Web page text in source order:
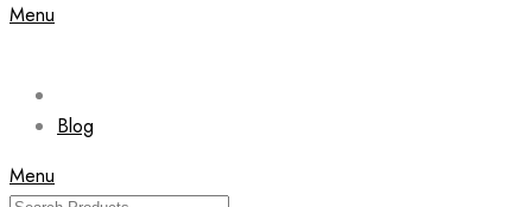
Menu
Blog
Menu